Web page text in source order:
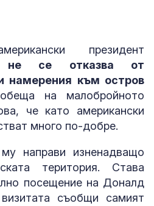
президент
не се отказва от
намерения към остров
на малобройното
че като американски
много по-добре.
направи изненадващо
територия. Става
посещение на Доналд
съобщи самият